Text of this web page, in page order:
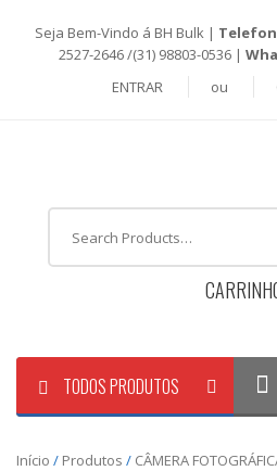
Seja Bem-Vindo á BH Bulk |
2527-2646 /(31) 98803-0536 |
ENTRAR
ou
TODOS PRODUTOS
Início / Produtos / CÂMERA